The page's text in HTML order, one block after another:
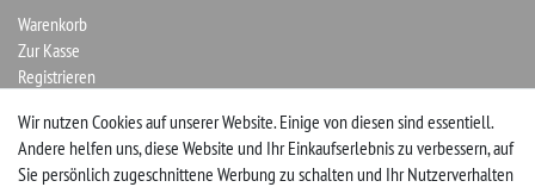
Warenkorb
Zur Kasse
Registrieren
Vertrag widerrufen
Wir nutzen Cookies auf unserer Website. Einige von diesen sind essentiell.
Andere helfen uns, diese Website und Ihr Einkaufserlebnis zu verbessern, auf
Sie persönlich zugeschnittene Werbung zu schalten und Ihr Nutzerverhalten